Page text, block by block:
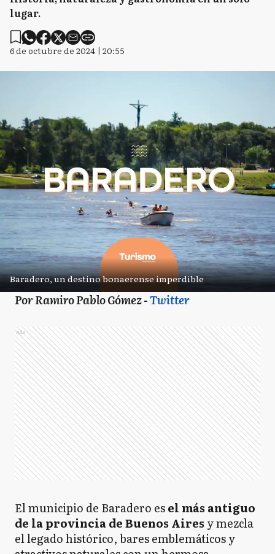
lugar.
6 de octubre de 2024 | 20:55
Baradero, un destino bonaerense imperdible
Por Ramiro Pablo Gómez -Twitter
Ads
El municipio de Baradero esel más antiguo
de la provincia de Buenos Aires y mezcla
el legado histórico, bares emblemáticos y